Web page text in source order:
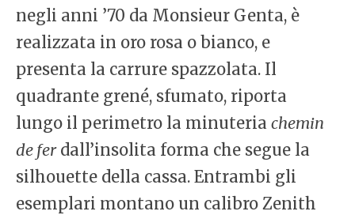
negli anni ’70 da Monsieur Genta, è
realizzata in oro rosa o bianco, e
presenta la carrure spazzolata. Il
quadrante grené, sfumato, riporta
lungo il perimetro la minuteria chemin
de ferdall’insolita forma che segue la
silhouette della cassa. Entrambi gli
esemplari montano un calibro Zenith